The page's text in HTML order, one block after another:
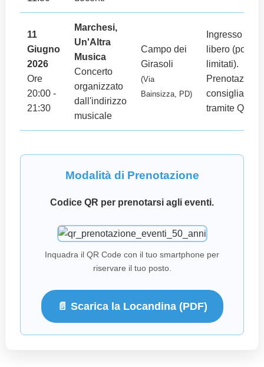
11
Giugno
2026
Ore
20:00 -
21:30
Marchesi,
Un'Altra
Musica
Concerto
organizzato
dall'indirizzo
musicale
Campo dei
Girasoli
(Via
Bainsizza, PD)
Ingresso
libero (posti
limitati).
Prenotazione
consigliata
tramite QR.
Modalità di Prenotazione
Codice QR per prenotarsi agli eventi.
Inquadra il QR Code con il tuo smartphone per
riservare il tuo posto.
📄 Scarica la Locandina (PDF)